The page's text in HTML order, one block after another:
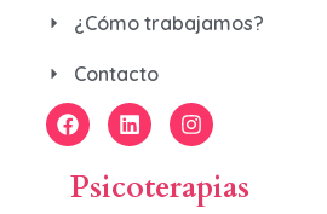
¿Cómo trabajamos?
Contacto
Psicoterapias